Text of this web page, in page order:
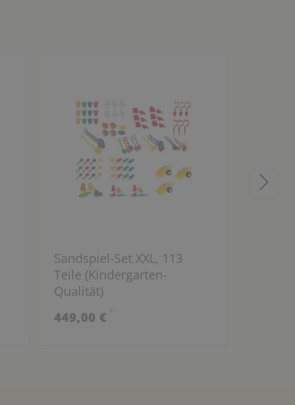
Sandspiel-Set XXL, 113
Teile (Kindergarten-
Qualität)
449,00 € *